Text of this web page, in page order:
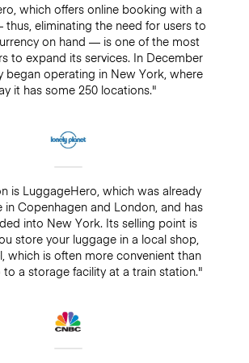
which offers online booking with a
eliminating the need for users to
on hand — is one of the most
to expand its services. In December
began operating in New York, where
it has some 250 locations."
is LuggageHero, which was already
in Copenhagen and London, and has
into New York. Its selling point is
store your luggage in a local shop,
which is often more convenient than
a storage facility at a train station."